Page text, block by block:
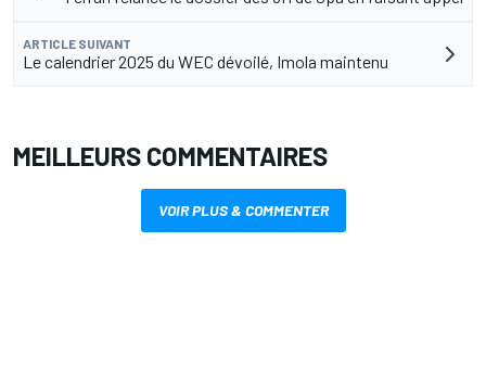
ARTICLE SUIVANT
Le calendrier 2025 du WEC dévoilé, Imola maintenu
MEILLEURS COMMENTAIRES
VOIR PLUS & COMMENTER